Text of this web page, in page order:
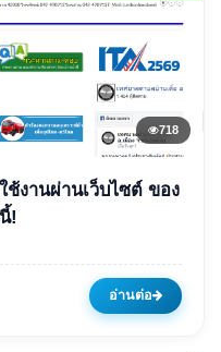
718
มารถเข้าใช้
องเทศบาล
นนี้!
ช้งานผ่านเว็บไซต์ ของ
!
อ่านต่อ